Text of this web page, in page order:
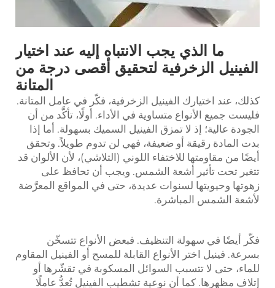
ما الذي يجب الانتباه إليه عند اختيار
الفينيل الزخرفية لتحقيق أقصى درجة من
المتانة
كذلك، عند اختيارك الفينيل الزخرفية، فكّر في عامل المتانة.
فليست جميع الأنواع متساوية في الأداء. أولًا، تأكَّد من أن
الجودة عالية؛ إذ لا تمزق الفينيل السميك بسهولة. أما إذا
بدت المادة رقيقة أو ضعيفة، فهي لن تدوم طويلاً. وتحقق
أيضًا من مقاومتها للاختفاء اللوني (التلاشي)، لأن الألوان قد
تتغير تحت تأثير أشعة الشمس. ويجب أن تحافظ على
زهوتها وحيويتها لسنوات عديدة، حتى في المواقع المعرَّضة
لأشعة الشمس المباشرة.
فكّر أيضًا في سهولة التنظيف. فبعض الأنواع تتسخّن
بسرعة. فينيل اختر الأنواع القابلة للمسح أو الفينيل المقاوم
للماء، حتى لا تتسبب السوائل المسكوبة في تقشّرها أو
إتلاف مظهرها. كما أن نوعية تشطيب الفينيل تُعدُّ عاملًا